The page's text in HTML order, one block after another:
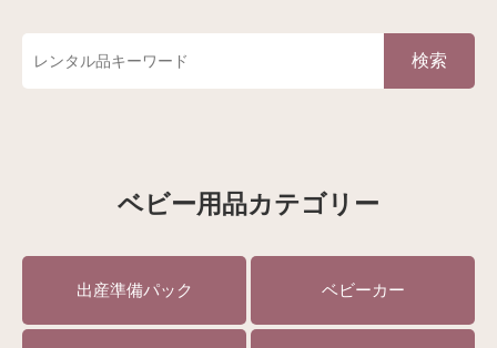
検索
ベビー用品カテゴリー
出産準備パック ベビーカー